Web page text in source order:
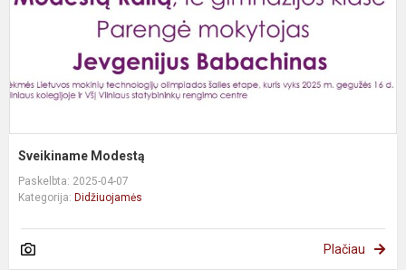
Sveikiname Modestą
Paskelbta: 2025-04-07
Kategorija: Didžiuojamės
Plačiau